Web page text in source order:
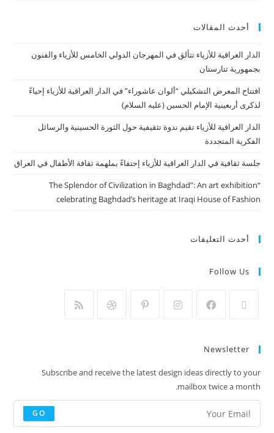
أحدث المقالات
الدار العراقية للأزياء تتألق في المهرجان الدولي الخامس للأزياء والفنون
بجمهورية تتارستان
افتتاح المعرض التشكيلي “ألوان عاشوراء” في الدار العراقية للأزياء إحياءً
لذكرى أربعينية الإمام الحسين (عليه السلام)
الدار العراقية للأزياء تقيم ندوة تثقيفية حول الثورة الحسينية والرسائل
الفكرية المتجددة
جلسة ثقافية في الدار العراقية للأزياء إحتفاءً بملهمة ثقافة الأطفال في العراق
“The Splendor of Civilization in Baghdad”: An art exhibition
celebrating Baghdad’s heritage at Iraqi House of Fashion
أحدث التعليقات
Follow Us
Newsletter
Subscribe and receive the latest design ideas directly to your
mailbox twice a month.
GO